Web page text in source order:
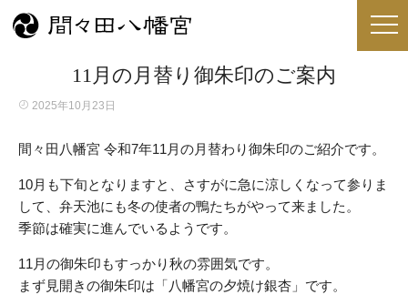
11月の月替り御朱印のご案内
2025年10月23日
間々田八幡宮 令和7年11月の月替わり御朱印のご紹介です。
10月も下旬となりますと、さすがに急に涼しくなって参りま
して、弁天池にも冬の使者の鴨たちがやって来ました。
季節は確実に進んでいるようです。
11月の御朱印もすっかり秋の雰囲気です。
まず見開きの御朱印は「八幡宮の夕焼け銀杏」です。